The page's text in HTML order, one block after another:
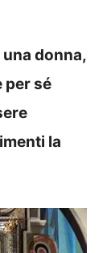
donna,
per sé
la